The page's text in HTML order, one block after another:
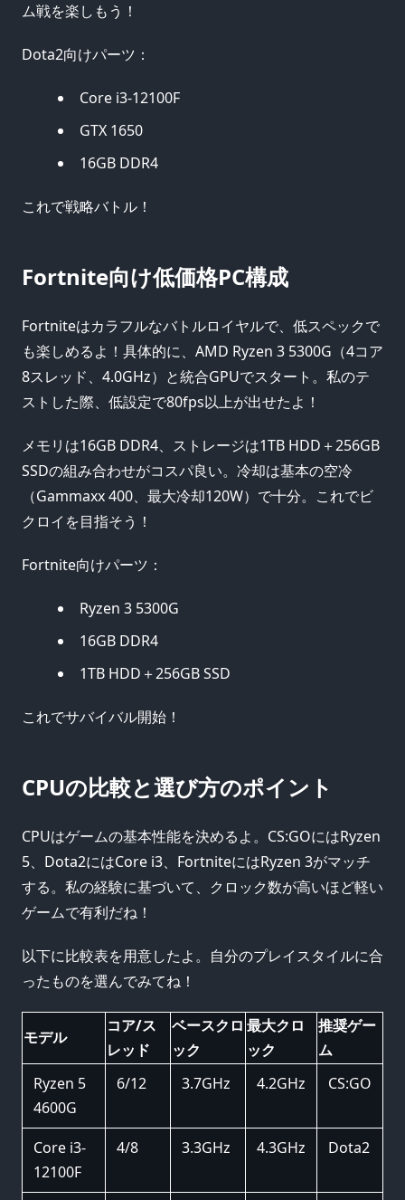
ム戦を楽しもう！
Dota2向けパーツ：
Core i3-12100F
GTX 1650
16GB DDR4
これで戦略バトル！
Fortnite向け低価格PC構成
Fortniteはカラフルなバトルロイヤルで、低スペックで
も楽しめるよ！具体的に、AMD Ryzen 3 5300G（4コア
8スレッド、4.0GHz）と統合GPUでスタート。私のテ
ストした際、低設定で80fps以上が出せたよ！
メモリは16GB DDR4、ストレージは1TB HDD＋256GB
SSDの組み合わせがコスパ良い。冷却は基本の空冷
（Gammaxx 400、最大冷却120W）で十分。これでビ
クロイを目指そう！
Fortnite向けパーツ：
Ryzen 3 5300G
16GB DDR4
1TB HDD＋256GB SSD
これでサバイバル開始！
CPUの比較と選び方のポイント
CPUはゲームの基本性能を決めるよ。CS:GOにはRyzen
5、Dota2にはCore i3、FortniteにはRyzen 3がマッチ
する。私の経験に基づいて、クロック数が高いほど軽い
ゲームで有利だね！
以下に比較表を用意したよ。自分のプレイスタイルに合
ったものを選んでみてね！
モデル
コア/ス
レッド
ベースクロ
ック
最大クロ
ック
推奨ゲー
ム
Ryzen 5
4600G
6/12 3.7GHz 4.2GHz CS:GO
Core i3-
12100F
4/8 3.3GHz 4.3GHz Dota2